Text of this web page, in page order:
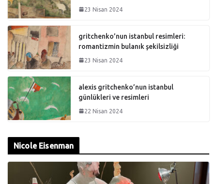
23 Nisan 2024
gritchenko’nun istanbul resimleri:
romantizmin bulanık şekilsizliği
23 Nisan 2024
alexis gritchenko’nun istanbul
günlükleri ve resimleri
22 Nisan 2024
Nicole Eisenman